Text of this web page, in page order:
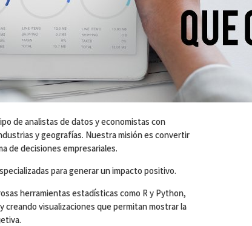
de analistas de datos y economistas con
y geografías. Nuestra misión es convertir
de decisiones empresariales.
para generar un impacto positivo.
herramientas estadísticas como R y Python,
creando visualizaciones que permitan mostrar la